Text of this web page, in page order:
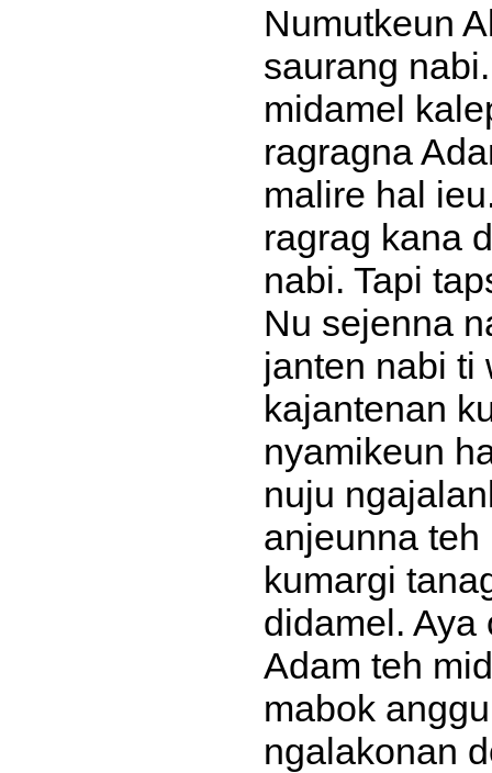
Numutkeun
saurang
midamel
ragragna
malire hal
ragrag kana
nabi. Tapi
Nu sejenna
janten nabi ti
kajantenan
nyamikeun
nuju
anjeunna
kumargi
didamel. Aya
Adam teh
mabok
ngalakonan